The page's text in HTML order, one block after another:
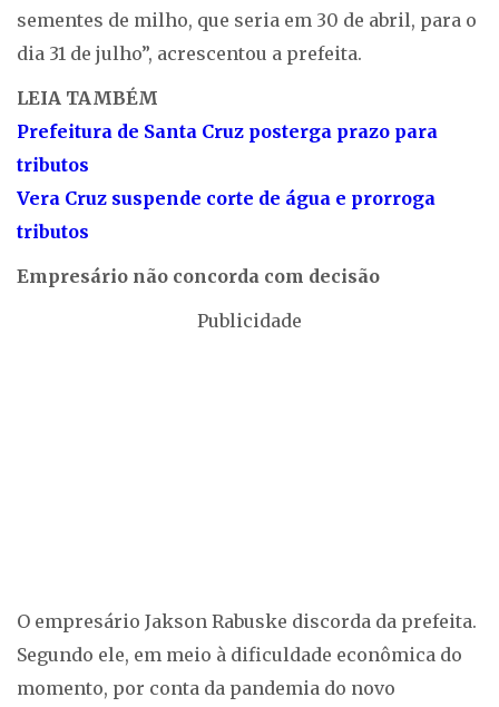
sementes de milho, que seria em 30 de abril, para o
dia 31 de julho”, acrescentou a prefeita.
LEIA TAMBÉM
Prefeitura de Santa Cruz posterga prazo para
tributos
Vera Cruz suspende corte de água e prorroga
tributos
Empresário não concorda com decisão
Publicidade
O empresário Jakson Rabuske discorda da prefeita.
Segundo ele, em meio à dificuldade econômica do
momento, por conta da pandemia do novo